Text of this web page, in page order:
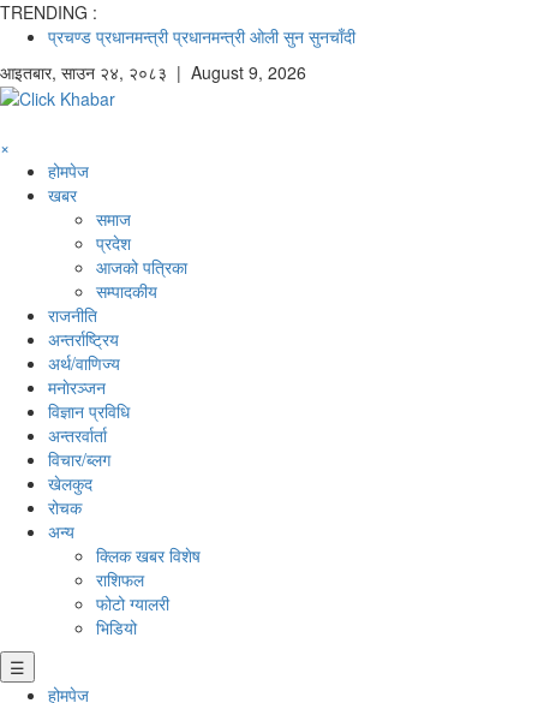
TRENDING :
प्रचण्ड प्रधानमन्त्री प्रधानमन्त्री ओली सुन सुनचाँदी
आइतबार, साउन २४, २०८३ | August 9, 2026
×
होमपेज
खबर
समाज
प्रदेश
आजको पत्रिका
सम्पादकीय
राजनीति
अन्तर्राष्ट्रिय
अर्थ/वाणिज्य
मनाेरञ्जन
विज्ञान प्रविधि
अन्तरर्वार्ता
विचार/ब्लग
खेलकुद
रोचक
अन्य
क्लिक खबर विशेष
राशिफल
फोटो ग्यालरी
भिडियो
☰
होमपेज